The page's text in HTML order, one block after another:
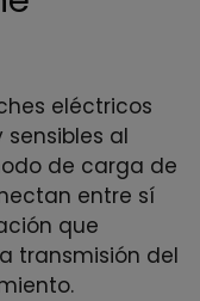
eléctricos
al
de carga de
entre sí
que
transmisión del